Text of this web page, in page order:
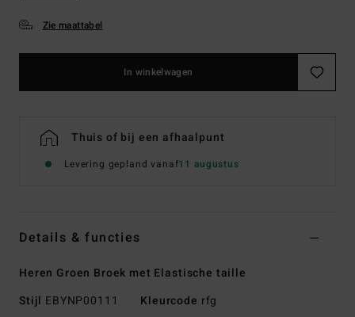
Zie maattabel
In winkelwagen
Thuis of bij een afhaalpunt
Levering gepland vanaf11 augustus
Details & functies
Heren Groen Broek met Elastische taille
Stijl EBYNP00111 Kleurcode rfg